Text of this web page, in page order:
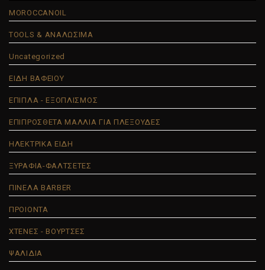
MOROCCANOIL
TOOLS & ΑΝΑΛΩΣΙΜΑ
Uncategorized
ΕΙΔΗ ΒΑΦΕΙΟΥ
ΕΠΙΠΛΑ - ΕΞΟΠΛΙΣΜΟΣ
ΕΠΙΠΡΟΣΘΕΤΑ ΜΑΛΛΙΑ ΓΙΑ ΠΛΕΞΟΥΔΕΣ
ΗΛΕΚΤΡΙΚΑ ΕΙΔΗ
ΞΥΡΑΦΙΑ-ΦΑΛΤΣΕΤΕΣ
ΠΙΝΕΛΑ BARBER
ΠΡΟΙΟΝΤΑ
ΧΤΕΝΕΣ - ΒΟΥΡΤΣΕΣ
ΨΑΛΙΔΙΑ